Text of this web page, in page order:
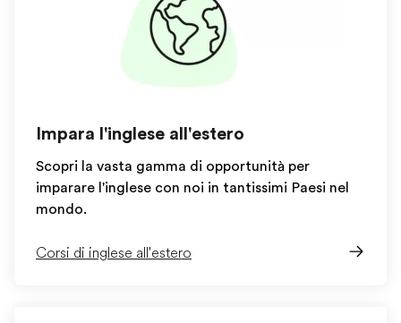
Impara l'inglese all'estero
Scopri la vasta gamma di opportunità per
imparare l'inglese con noi in tantissimi Paesi nel
mondo.
Corsi di inglese all'estero